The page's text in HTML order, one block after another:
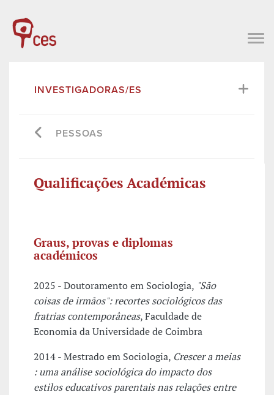
INVESTIGADORAS/ES
PESSOAS
Qualificações Académicas
Graus, provas e diplomas
académicos
2025 - Doutoramento em Sociologia, "São
coisas de irmãos": recortes sociológicos das
fratrias contemporâneas, Faculdade de
Economia da Universidade de Coimbra
2014 - Mestrado em Sociologia, Crescer a meias
: uma análise sociológica do impacto dos
estilos educativos parentais nas relações entre